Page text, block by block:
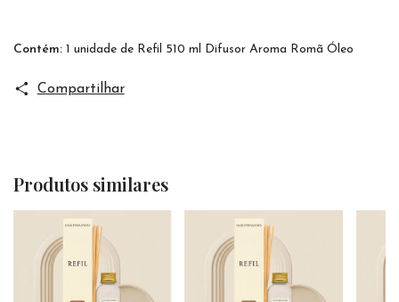
Contém: 1 unidade de Refil 510 ml Difusor Aroma Romã Óleo
Compartilhar
Produtos similares